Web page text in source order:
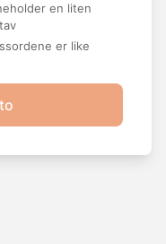
en liten
er like